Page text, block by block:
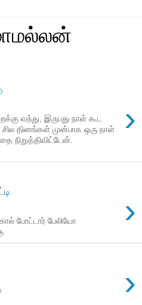
›
வந்து, இருபது நாள் கூட
தினங்கள் முன்பாக ஒரு நாள்
நிறுத்திவிட்டேன்.
›
போட்டார் பேலியோ
›